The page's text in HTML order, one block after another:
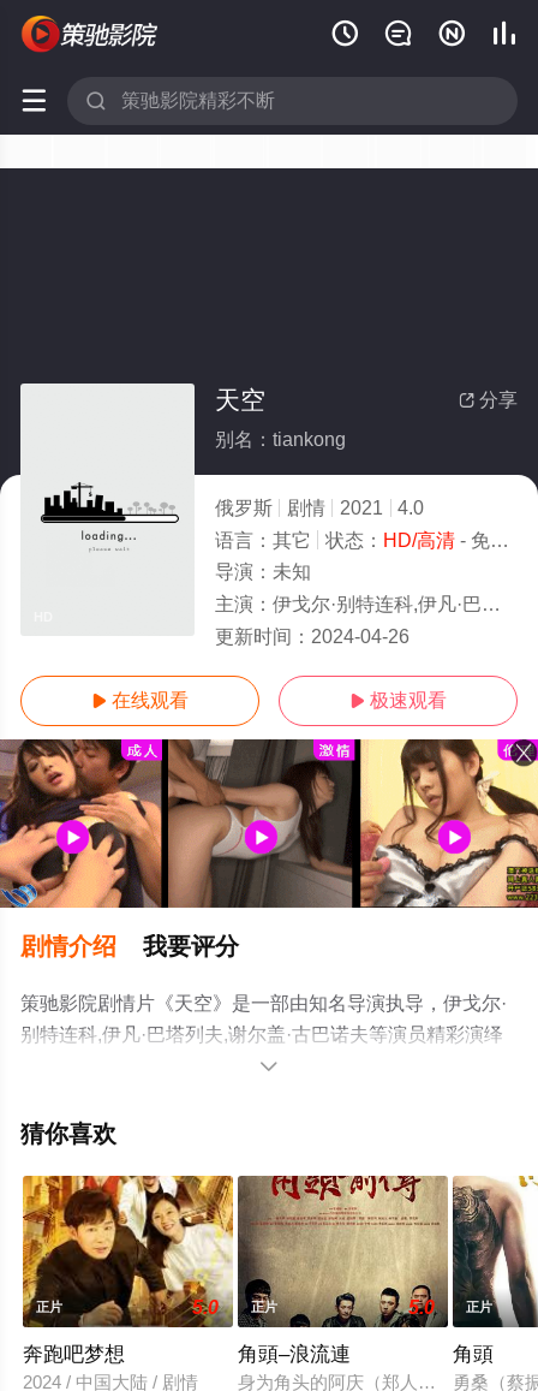
   
 
 分享
天空
别名：tiankong
俄罗斯 剧情 2021
4.0
语言： 其它 状态： HD/高清- 免费在线观看
导演： 未知
主演： 伊戈尔·别特连科,伊凡·巴塔列夫,谢尔盖·古巴诺夫
更新时间： 2024-04-26
 在线观看  极速观看
剧情介绍 我要评分
策驰影院剧情片《天空》是一部由知名导演执导，伊戈尔·
别特连科,伊凡·巴塔列夫,谢尔盖·古巴诺夫等演员精彩演绎
的俄罗斯电影，手机免费观看高清未删减完整版电影大全
猫或剧情网等平台了解。

猜你喜欢
正片 5.0
奔跑吧梦想
2024 / 中国大陆 / 剧情
正片 5.0
角頭–浪流連
身为角头的阿庆（郑人硕 饰）在北
正片
角頭
勇桑（蔡